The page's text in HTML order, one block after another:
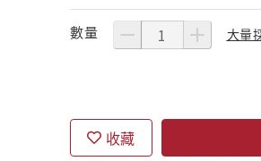
數量 大量
收藏